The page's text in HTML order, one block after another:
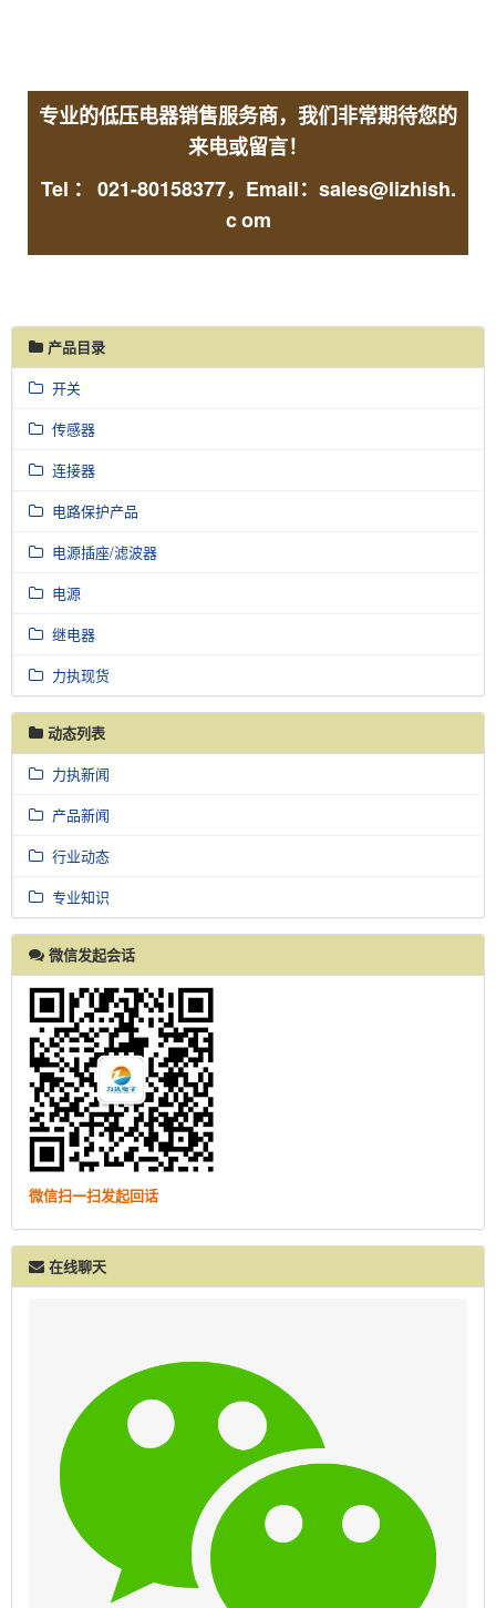
专业的低压电器销售服务商，我们非常期待您的
来电或留言！
Tel ： 021-80158377，Email：sales@lizhish.
com
产品目录
开关
传感器
连接器
电路保护产品
电源插座/滤波器
电源
继电器
力执现货
动态列表
力执新闻
产品新闻
行业动态
专业知识
微信发起会话
微信扫一扫发起回话
在线聊天